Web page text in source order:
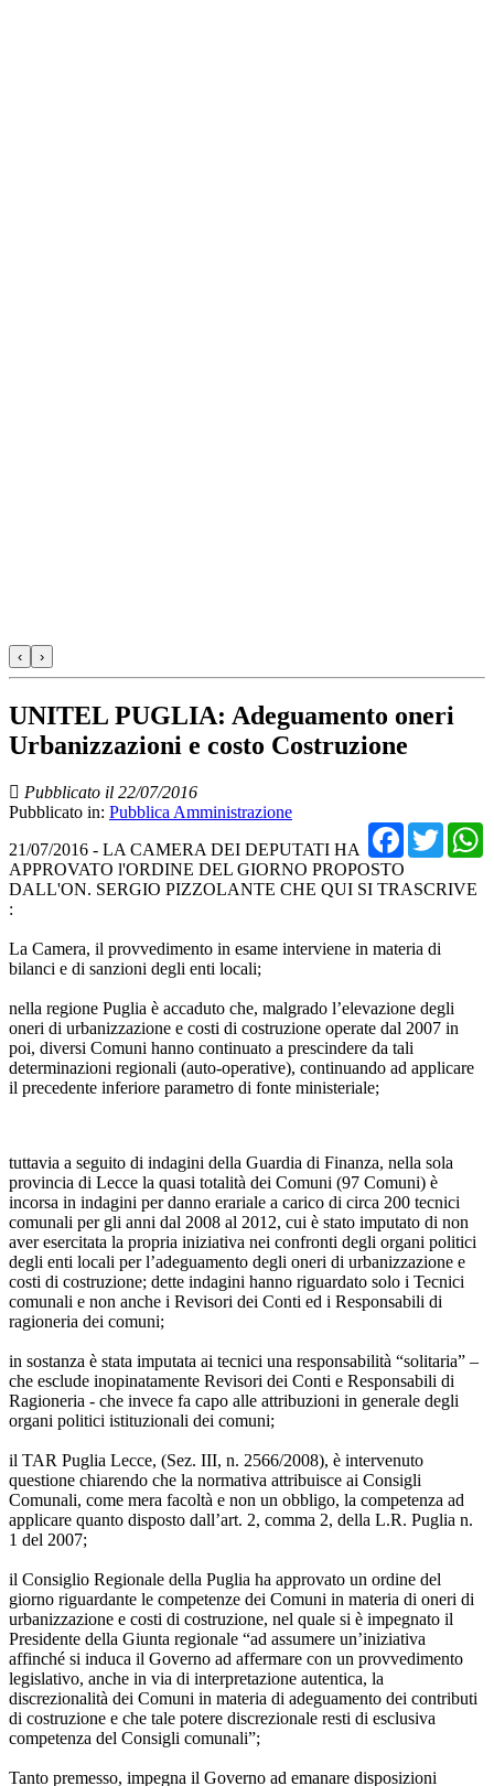
‹ ›
UNITEL PUGLIA: Adeguamento oneri
Urbanizzazioni e costo Costruzione
Pubblicato il 22/07/2016
Pubblicato in: Pubblica Amministrazione
21/07/2016 - LA CAMERA DEI DEPUTATI HA
APPROVATO l'ORDINE DEL GIORNO PROPOSTO
DALL'ON. SERGIO PIZZOLANTE CHE QUI SI TRASCRIVE
:
La Camera, il provvedimento in esame interviene in materia di
bilanci e di sanzioni degli enti locali;
nella regione Puglia è accaduto che, malgrado l’elevazione degli
oneri di urbanizzazione e costi di costruzione operate dal 2007 in
poi, diversi Comuni hanno continuato a prescindere da tali
determinazioni regionali (auto-operative), continuando ad applicare
il precedente inferiore parametro di fonte ministeriale;
tuttavia a seguito di indagini della Guardia di Finanza, nella sola
provincia di Lecce la quasi totalità dei Comuni (97 Comuni) è
incorsa in indagini per danno erariale a carico di circa 200 tecnici
comunali per gli anni dal 2008 al 2012, cui è stato imputato di non
aver esercitata la propria iniziativa nei confronti degli organi politici
degli enti locali per l’adeguamento degli oneri di urbanizzazione e
costi di costruzione; dette indagini hanno riguardato solo i Tecnici
comunali e non anche i Revisori dei Conti ed i Responsabili di
ragioneria dei comuni;
in sostanza è stata imputata ai tecnici una responsabilità “solitaria” –
che esclude inopinatamente Revisori dei Conti e Responsabili di
Ragioneria - che invece fa capo alle attribuzioni in generale degli
organi politici istituzionali dei comuni;
il TAR Puglia Lecce, (Sez. III, n. 2566/2008), è intervenuto
questione chiarendo che la normativa attribuisce ai Consigli
Comunali, come mera facoltà e non un obbligo, la competenza ad
applicare quanto disposto dall’art. 2, comma 2, della L.R. Puglia n.
1 del 2007;
il Consiglio Regionale della Puglia ha approvato un ordine del
giorno riguardante le competenze dei Comuni in materia di oneri di
urbanizzazione e costi di costruzione, nel quale si è impegnato il
Presidente della Giunta regionale “ad assumere un’iniziativa
affinché si induca il Governo ad affermare con un provvedimento
legislativo, anche in via di interpretazione autentica, la
discrezionalità dei Comuni in materia di adeguamento dei contributi
di costruzione e che tale potere discrezionale resti di esclusiva
competenza del Consigli comunali”;
Tanto premesso, impegna il Governo ad emanare disposizioni